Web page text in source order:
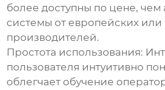
более доступны по цене, чем
системы от европейских или
производителей.
Простота использования:
пользователя интуитивно
облегчает обучение